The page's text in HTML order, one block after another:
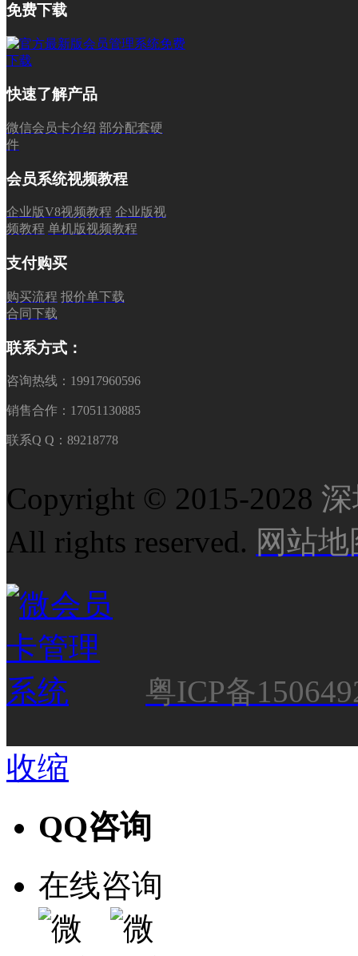
免费下载
快速了解产品
微信会员卡介绍 部分配套硬
件
会员系统视频教程
企业版V8视频教程 企业版视
频教程 单机版视频教程
支付购买
购买流程 报价单下载
合同下载
联系方式：
咨询热线：19917960596
销售合作：17051130885
联系Q Q：89218778
Copyright © 2015-2028
All rights reserved. 网站地
粤ICP备
收缩
QQ咨询
在线咨询